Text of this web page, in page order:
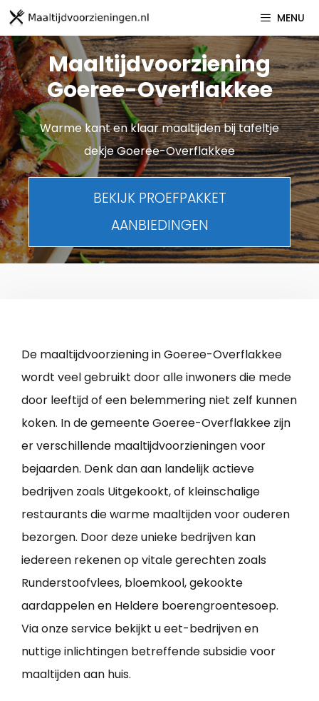
Spring
naar
inhoud
MENU
Maaltijdvoorziening
Goeree-Overflakkee
Warme kant en klaar maaltijden bij tafeltje
dekje Goeree-Overflakkee
BEKIJK PROEFPAKKET
AANBIEDINGEN
De maaltijdvoorziening in Goeree-Overflakkee
wordt veel gebruikt door alle inwoners die mede
door leeftijd of een belemmering niet zelf kunnen
koken. In de gemeente Goeree-Overflakkee zijn
er verschillende maaltijdvoorzieningen voor
bejaarden. Denk dan aan landelijk actieve
bedrijven zoals Uitgekookt, of kleinschalige
restaurants die warme maaltijden voor ouderen
bezorgen. Door deze unieke bedrijven kan
iedereen rekenen op vitale gerechten zoals
Runderstoofvlees, bloemkool, gekookte
aardappelen en Heldere boerengroentesoep.
Via onze service bekijkt u eet-bedrijven en
nuttige inlichtingen betreffende subsidie voor
maaltijden aan huis.